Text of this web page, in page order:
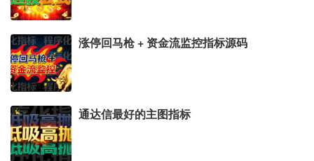
涨停回马枪 + 资金流监控指标源码
通达信最好的主图指标